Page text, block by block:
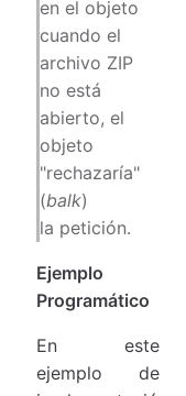
en el objeto
cuando el
archivo ZIP
no está
abierto, el
objeto
"rechazaría"
(balk)
la petición.
Ejemplo
Programático
En este
ejemplo de